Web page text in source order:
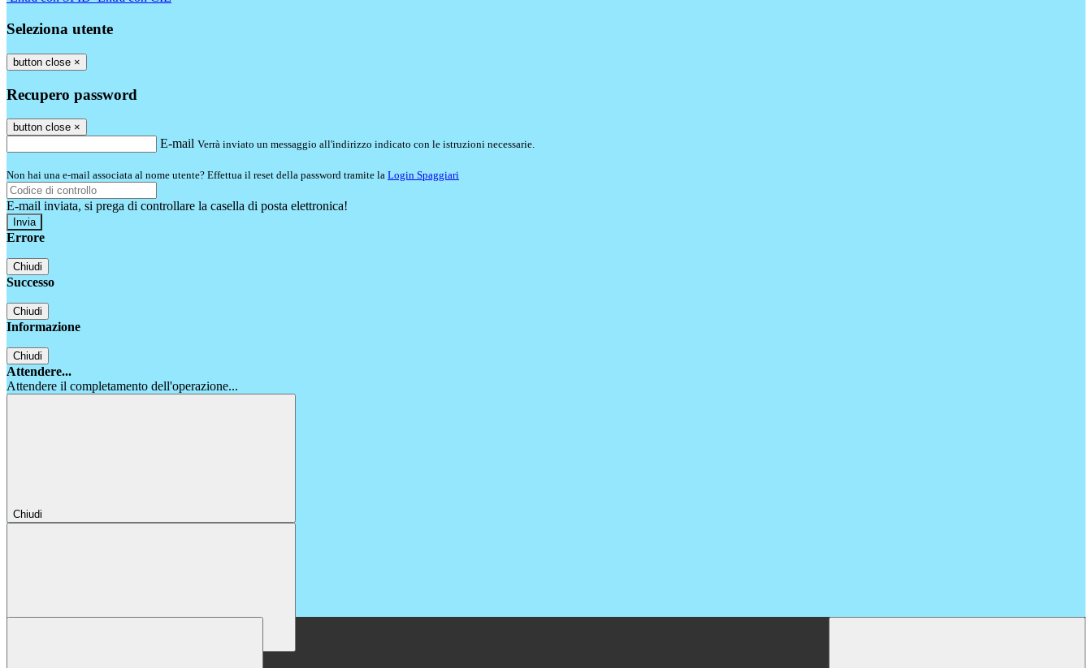
Seleziona utente
button close ×
Recupero password
button close ×
E-mail Verrà inviato un messaggio all'indirizzo indicato con le istruzioni necessarie.
Non hai una e-mail associata al nome utente? Effettua il reset della password tramite la Login Spaggiari
E-mail inviata, si prega di controllare la casella di posta elettronica!
Errore
Chiudi
Successo
Chiudi
Informazione
Chiudi
Attendere...
Attendere il completamento dell'operazione...
Chiudi